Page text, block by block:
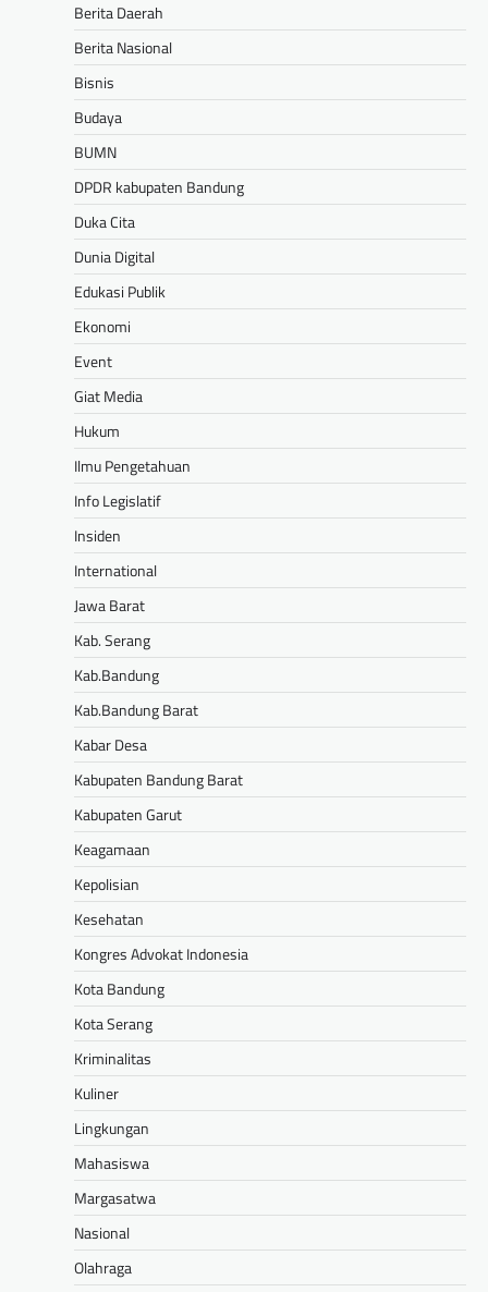
Berita Daerah
Berita Nasional
Bisnis
Budaya
BUMN
DPDR kabupaten Bandung
Duka Cita
Dunia Digital
Edukasi Publik
Ekonomi
Event
Giat Media
Hukum
Ilmu Pengetahuan
Info Legislatif
Insiden
International
Jawa Barat
Kab. Serang
Kab.Bandung
Kab.Bandung Barat
Kabar Desa
Kabupaten Bandung Barat
Kabupaten Garut
Keagamaan
Kepolisian
Kesehatan
Kongres Advokat Indonesia
Kota Bandung
Kota Serang
Kriminalitas
Kuliner
Lingkungan
Mahasiswa
Margasatwa
Nasional
Olahraga